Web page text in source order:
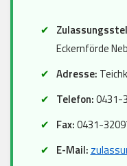
Eckernförde
Adresse:
Telefon:0431-
Fax:0431-
E-Mail: